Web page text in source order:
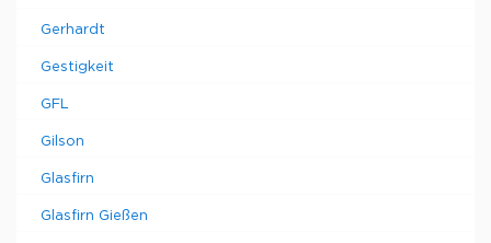
Gerhardt
Gestigkeit
GFL
Gilson
Glasfirn
Glasfirn Gießen